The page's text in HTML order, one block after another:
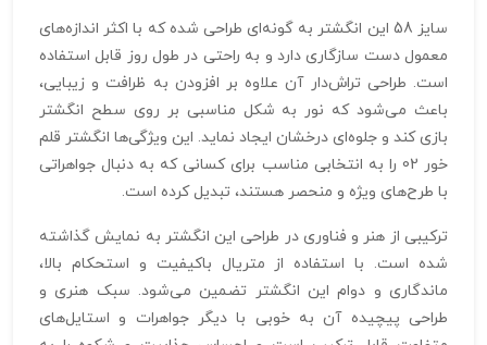
سایز 58 این انگشتر به گونه‌ای طراحی شده که با اکثر اندازه‌های
معمول دست سازگاری دارد و به راحتی در طول روز قابل استفاده
است. طراحی تراش‌دار آن علاوه بر افزودن به ظرافت و زیبایی،
باعث می‌شود که نور به شکل مناسبی بر روی سطح انگشتر
بازی کند و جلوه‌ای درخشان ایجاد نماید. این ویژگی‌ها انگشتر قلم
خور 02 را به انتخابی مناسب برای کسانی که به دنبال جواهراتی
با طرح‌های ویژه و منحصر هستند، تبدیل کرده است.
ترکیبی از هنر و فناوری در طراحی این انگشتر به نمایش گذاشته
شده است. با استفاده از متریال باکیفیت و استحکام بالا،
ماندگاری و دوام این انگشتر تضمین می‌شود. سبک هنری و
طراحی پیچیده آن به خوبی با دیگر جواهرات و استایل‌های